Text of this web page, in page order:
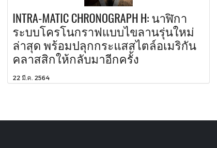
INTRA-MATIC CHRONOGRAPH H: นาฬิกา
ระบบโครโนกราฟแบบไขลานรุ่นใหม่
ล่าสุด พร้อมปลุกกระแสสไตล์อเมริกัน
คลาสสิกให้กลับมาอีกครั้ง
22 มี.ค. 2564